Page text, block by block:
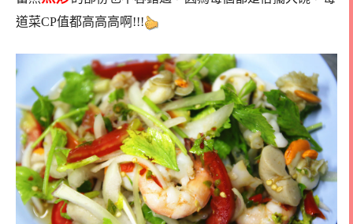
道菜CP值都高高高啊!!!